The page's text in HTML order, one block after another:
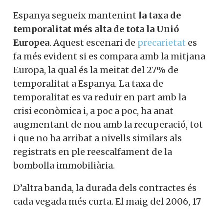
Espanya segueix mantenint la taxa de
temporalitat més alta de tota la Unió
Europea. Aquest escenari de precarietat es
fa més evident si es compara amb la mitjana
Europa, la qual és la meitat del 27% de
temporalitat a Espanya. La taxa de
temporalitat es va reduir en part amb la
crisi econòmica i, a poc a poc, ha anat
augmentant de nou amb la recuperació, tot
i que no ha arribat a nivells similars als
registrats en ple reescalfament de la
bombolla immobiliària.
D’altra banda, la durada dels contractes és
cada vegada més curta. El maig del 2006, 17